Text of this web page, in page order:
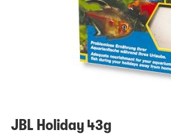
JBL Holiday 43g